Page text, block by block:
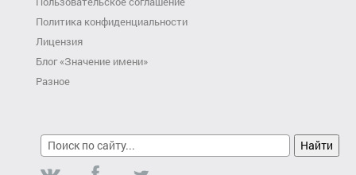
Политика конфиденциальности
Лицензия
Блог «Значение имени»
Разное